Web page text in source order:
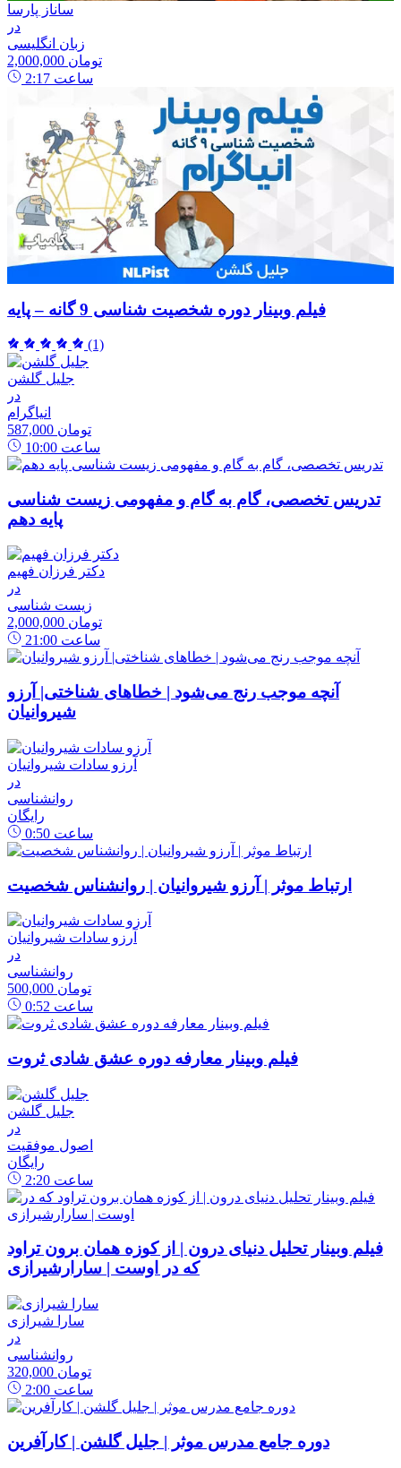
ساناز پارسا
در
زبان انگلیسی
2,000,000 تومان
2:17 ساعت
فیلم وبینار دوره شخصیت شناسی 9 گانه – پایه
(1)
جلیل گلشن
در
انیاگرام
587,000 تومان
10:00 ساعت
تدریس تخصصی، گام به گام و مفهومی زیست شناسی
پایه دهم
دکتر فرزان فهیم
در
زیست شناسی
2,000,000 تومان
21:00 ساعت
آنچه موجب رنج می‌شود | خطاهای شناختی| آرزو
شیروانیان
آرزو سادات شیروانیان
در
روانشناسی
رایگان
0:50 ساعت
ارتباط موثر | آرزو شیروانیان | روانشناس شخصیت
آرزو سادات شیروانیان
در
روانشناسی
500,000 تومان
0:52 ساعت
فیلم وبینار معارفه دوره عشق شادی ثروت
جلیل گلشن
در
اصول موفقیت
رایگان
2:20 ساعت
فیلم وبینار تحلیل دنیای درون | از کوزه همان برون تراود
که در اوست | سارارشیرازی
سارا شیرازی
در
روانشناسی
320,000 تومان
2:00 ساعت
دوره جامع مدرس موثر | جلیل گلشن | کارآفرین